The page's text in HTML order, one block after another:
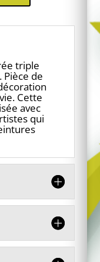
triple
Pièce de
Cette
avec
qui